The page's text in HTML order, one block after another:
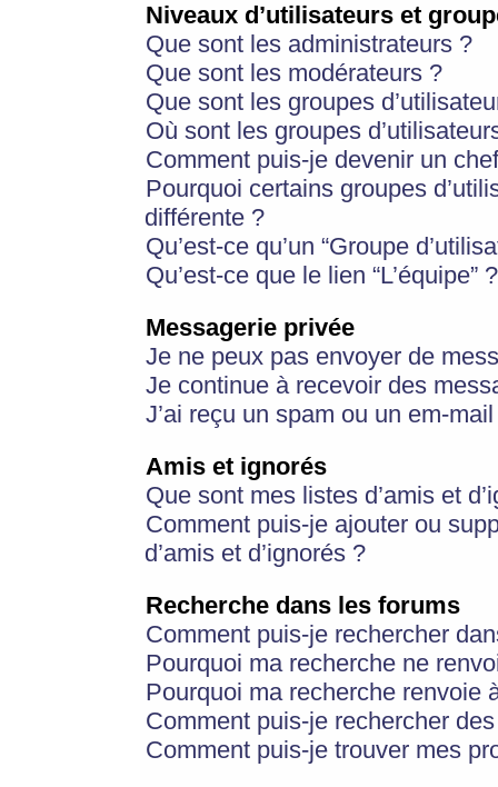
Niveaux d’utilisateurs et
Que sont les administrateurs ?
Que sont les modérateurs ?
Que sont les groupes
Où sont les groupes
Comment puis-je devenir un
Pourquoi certains groupes
différente ?
Qu’est-ce qu’un “Groupe
Qu’est-ce que le lien “L’équipe” ?
Messagerie privée
Je ne peux pas envoyer de
Je continue à recevoir des
J’ai reçu un spam ou un em-
Amis et ignorés
Que sont mes listes d’amis et
Comment puis-je ajouter ou
d’amis et d’ignorés ?
Recherche dans les forums
Comment puis-je rechercher
Pourquoi ma recherche ne
Pourquoi ma recherche renvoie
Comment puis-je rechercher
Comment puis-je trouver mes